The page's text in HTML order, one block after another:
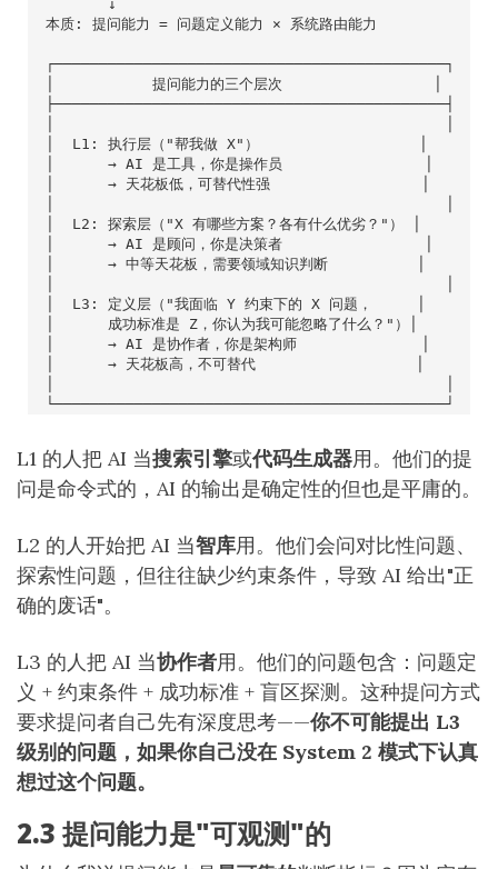
L1 的人把 AI 当搜索引擎或代码生成器用。他们的提
问是命令式的，AI 的输出是确定性的但也是平庸的。
L2 的人开始把 AI 当智库用。他们会问对比性问题、
探索性问题，但往往缺少约束条件，导致 AI 给出"正
确的废话"。
L3 的人把 AI 当协作者用。他们的问题包含：问题定
义 + 约束条件 + 成功标准 + 盲区探测。这种提问方式
要求提问者自己先有深度思考——你不可能提出 L3
级别的问题，如果你自己没在 System 2 模式下认真
想过这个问题。
2.3 提问能力是"可观测"的